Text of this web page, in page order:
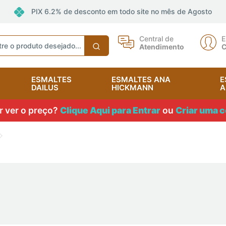
PIX 6.2% de desconto em todo site no mês de Agosto
Central de
Atendimento
ESMALTES
DAILUS
ESMALTES ANA
HICKMANN
ver o preço? Clique Aqui para Entrarou Criar uma